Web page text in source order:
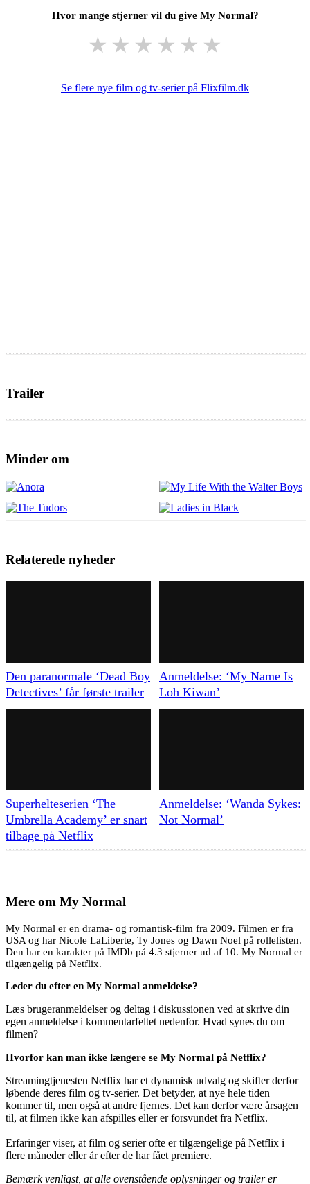
Hvor mange stjerner vil du give My Normal?
★ ★ ★ ★ ★ ★
Se flere nye film og tv-serier på Flixfilm.dk
Trailer
Minder om
Relaterede nyheder
Den paranormale ‘Dead Boy
Detectives’ får første trailer
Anmeldelse: ‘My Name Is
Loh Kiwan’
Superhelteserien ‘The
Umbrella Academy’ er snart
tilbage på Netflix
Anmeldelse: ‘Wanda Sykes:
Not Normal’
Mere om My Normal
My Normal er en drama- og romantisk-film fra 2009. Filmen er fra
USA og har Nicole LaLiberte, Ty Jones og Dawn Noel på rollelisten.
Den har en karakter på IMDb på 4.3 stjerner ud af 10. My Normal er
tilgængelig på Netflix.
Leder du efter en My Normal anmeldelse?
Læs brugeranmeldelser og deltag i diskussionen ved at skrive din
egen anmeldelse i kommentarfeltet nedenfor. Hvad synes du om
filmen?
Hvorfor kan man ikke længere se My Normal på Netflix?
Streamingtjenesten Netflix har et dynamisk udvalg og skifter derfor
løbende deres film og tv-serier. Det betyder, at nye hele tiden
kommer til, men også at andre fjernes. Det kan derfor være årsagen
til, at filmen ikke kan afspilles eller er forsvundet fra Netflix.
Erfaringer viser, at film og serier ofte er tilgængelige på Netflix i
flere måneder eller år efter de har fået premiere.
Bemærk venligst, at alle ovenstående oplysninger og trailer er